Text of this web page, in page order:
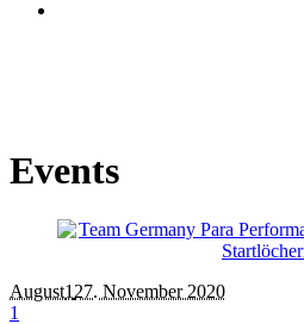
Events
August1 27. November 2020
1